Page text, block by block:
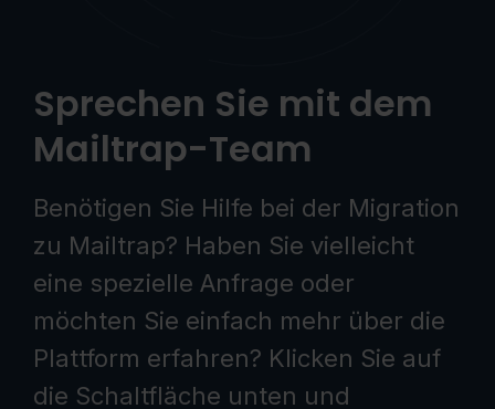
Sprechen Sie mit dem
Mailtrap-Team
Benötigen Sie Hilfe bei der Migration
zu Mailtrap? Haben Sie vielleicht
eine spezielle Anfrage oder
möchten Sie einfach mehr über die
Plattform erfahren? Klicken Sie auf
die Schaltfläche unten und